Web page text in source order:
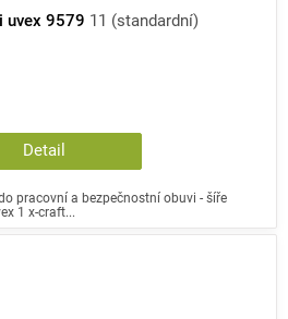
uvex 9579 11 (standardní)
Detail
pracovní a bezpečnostní obuvi - šíře
1 x-craft...